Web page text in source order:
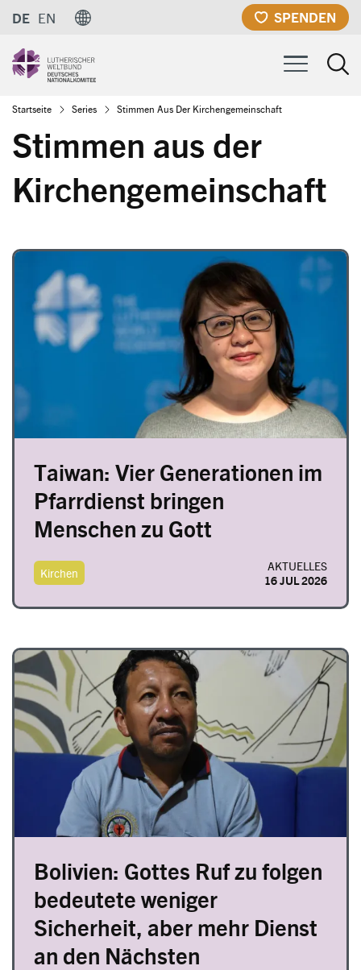
Direkt
zum
Inhalt
DE EN SPENDEN
Pfadnavigation
Startseite Series Stimmen Aus Der Kirchengemeinschaft
Stimmen aus der
Kirchengemeinschaft
Image
Taiwan: Vier Generationen im
Pfarrdienst bringen
Menschen zu Gott
Kirchen
AKTUELLES
16 JUL 2026
Image
Bolivien: Gottes Ruf zu folgen
bedeutete weniger
Sicherheit, aber mehr Dienst
an den Nächsten